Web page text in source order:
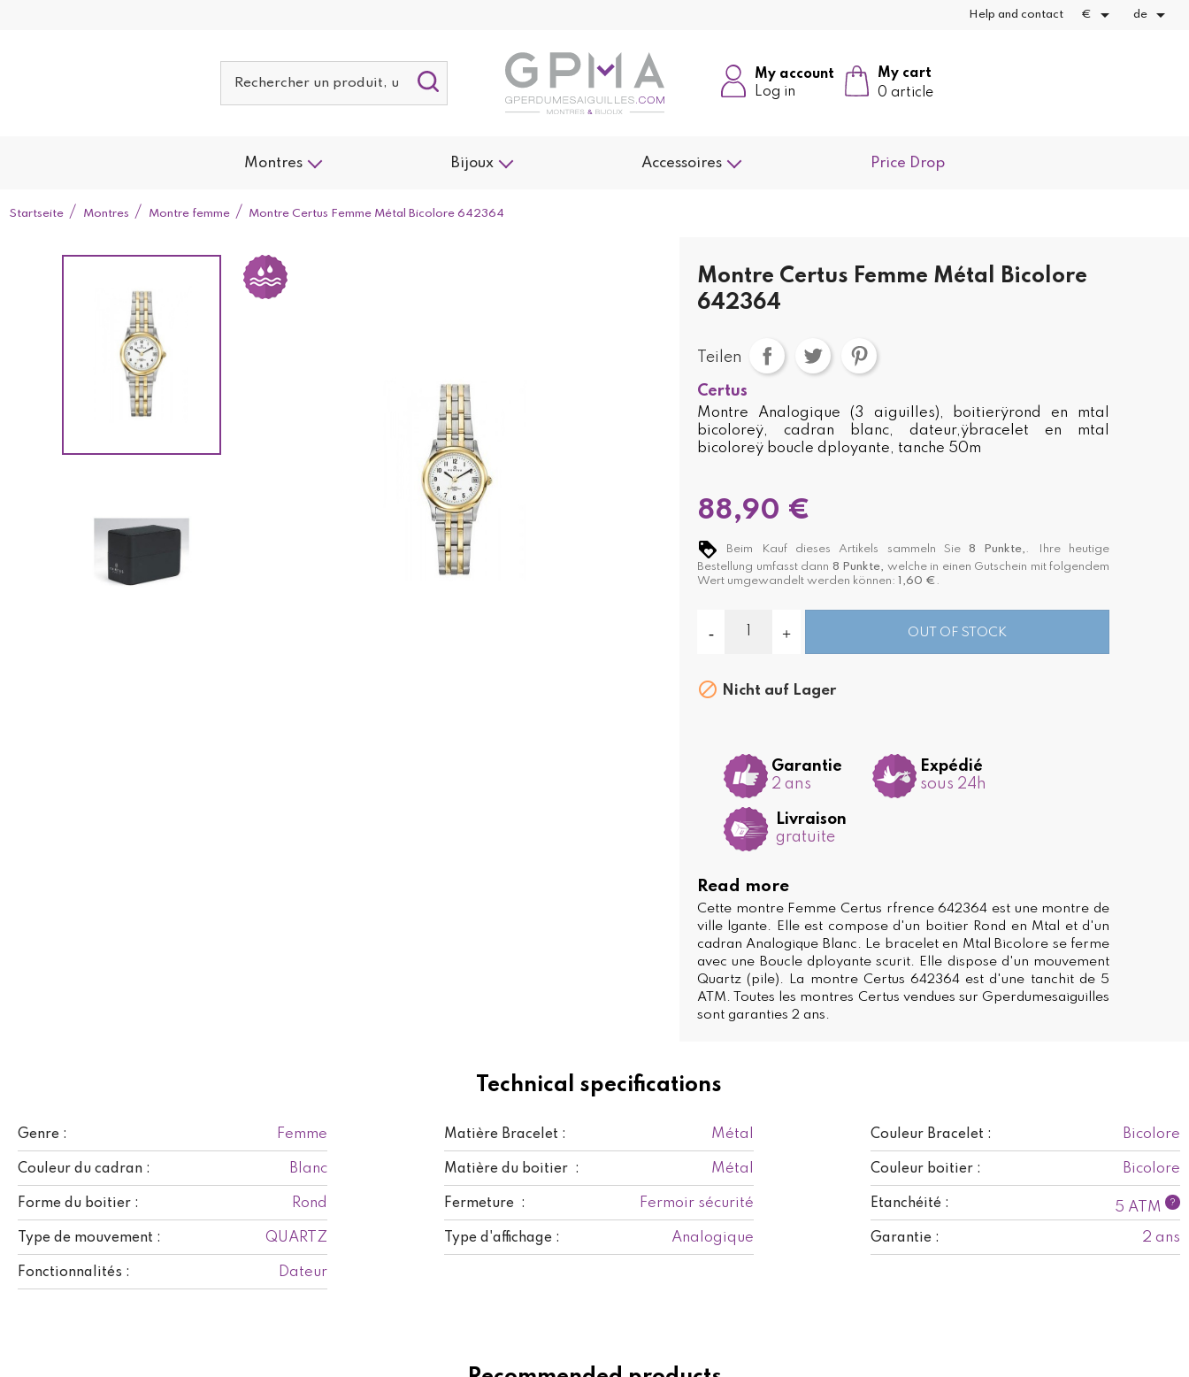
Help and contact €  de 
My cart
0 article
My account
Log in
Montres Bijoux Accessoires Price Drop
Startseite Montres Montre femme Montre Certus Femme Métal Bicolore 642364
Technical specifications
Genre : Femme Matière Bracelet : Métal Couleur Bracelet : Bicolore
Couleur du cadran : Blanc Matière du boitier : Métal Couleur boitier : Bicolore
Forme du boitier : Rond Fermeture : Fermoir sécurité Etanchéité : 5 ATM ?
Type de mouvement : QUARTZ Type d'affichage : Analogique Garantie : 2 ans
Fonctionnalités : Dateur
Montre Certus Femme Métal Bicolore
642364
Teilen
Certus
Montre Analogique (3 aiguilles), boitierÿrond en mtal
bicoloreÿ, cadran blanc, dateur,ÿbracelet en mtal
bicoloreÿ boucle dployante, tanche 50m
88,90 €
Beim Kauf dieses Artikels sammeln Sie 8 Punkte, . Ihre heutige
Bestellung umfasst dann 8 Punkte, welche in einen Gutschein mit folgendem
Wert umgewandelt werden können: 1,60 € .
OUT OF STOCK
 Nicht auf Lager
Garantie
2 ans
Expédié
sous 24h
Livraison
gratuite
Read more
Cette montre Femme Certus rfrence 642364 est une montre de
ville lgante. Elle est compose d'un boitier Rond en Mtal et d'un
cadran Analogique Blanc. Le bracelet en Mtal Bicolore se ferme
avec une Boucle dployante scurit. Elle dispose d'un mouvement
Quartz (pile). La montre Certus 642364 est d'une tanchit de 5
ATM. Toutes les montres Certus vendues sur Gperdumesaiguilles
sont garanties 2 ans.